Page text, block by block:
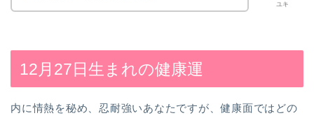
ユキ
12月27日生まれの健康運
内に情熱を秘め、忍耐強いあなたですが、健康面ではどの